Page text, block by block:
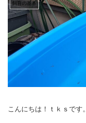
飼育の基本
こんにちは！ｔｋｓです。